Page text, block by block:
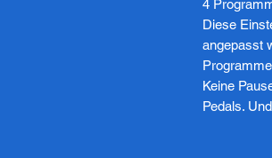
4
Diese
angepasst
Keine
Pedals.